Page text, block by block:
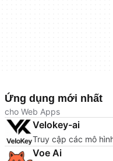
Ứng dụng mới nhất
cho Web Apps
Velokey-ai
Truy cập các mô
Voe Ai